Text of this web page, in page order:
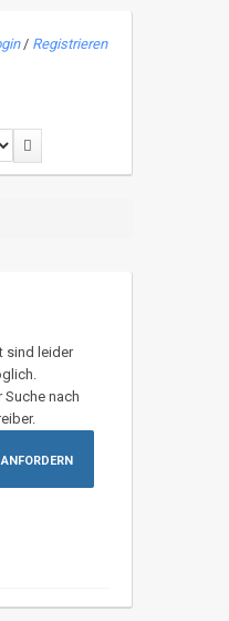
/ Registrieren
sind leider
Suche nach